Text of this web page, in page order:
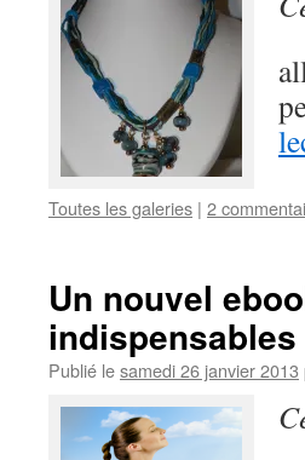
Toutes les galeries | 2
Un nouvel
Publié lesamedi 26 janvier 2013